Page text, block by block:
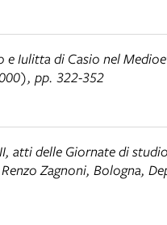
e Iulitta di Casio nel
pp. 322-352
, atti delle Giornate di
Zagnoni, Bologna,